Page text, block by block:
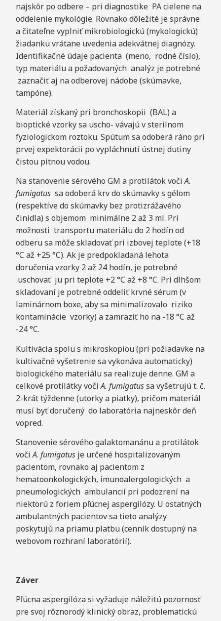
najskôr po odbere – pri diagnostike PA cielene na
oddelenie mykológie. Rovnako dôležité je správne
a čitateľne vyplniť mikrobiologickú (mykologickú)
žiadanku vrátane uvedenia adekvátnej diagnózy.
Identifikačné údaje pacienta (meno, rodné číslo),
typ materiálu a požadovaných analýz je potrebné
zaznačiť aj na odberovej nádobe (skúmavke,
tampóne).
Materiál získaný pri bronchoskopii (BAL) a
bioptické vzorky sa uscho- vávajú v sterilnom
fyziologickom roztoku. Spútum sa odoberá ráno pri
prvej expektorácii po vypláchnutí ústnej dutiny
čistou pitnou vodou.
Na stanovenie sérového GM a protilátok vočiA.
fumigatus sa odoberá krv do skúmavky s gélom
(respektíve do skúmavky bez protizrážavého
činidla) s objemom minimálne 2 až 3 ml. Pri
možnosti transportu materiálu do 2 hodín od
odberu sa môže skladovať pri izbovej teplote (+18
°C až +25 °C). Ak je predpokladaná lehota
doručenia vzorky 2 až 24 hodín, je potrebné
uschovať ju pri teplote +2 °C až +8 °C. Pri dlhšom
skladovaní je potrebné oddeliť krvné sérum (v
laminárnom boxe, aby sa minimalizovalo riziko
kontaminácie vzorky) a zamraziť ho na -18 °C až
-24 °C.
Kultivácia spolu s mikroskopiou (pri požiadavke na
kultivačné vyšetrenie sa vykonáva automaticky)
biologického materiálu sa realizuje denne. GM a
celkové protilátky vočiA. fumigatussa vyšetrujú t. č.
2-krát týždenne (utorky a piatky), pričom materiál
musí byť doručený do laboratória najneskôr deň
vopred.
Stanovenie sérového galaktomanánu a protilátok
vočiA. fumigatus je určené hospitalizovaným
pacientom, rovnako aj pacientom z
hematoonkologických, imunoalergologických a
pneumologických ambulancií pri podozrení na
niektorú z foriem pľúcnej aspergilózy. U ostatných
ambulantných pacientov sa tieto analýzy
poskytujú na priamu platbu (cenník dostupný na
webovom rozhraní laboratórií).
Záver
Pľúcna aspergilóza si vyžaduje náležitú pozornosť
pre svoj rôznorodý klinický obraz, problematickú